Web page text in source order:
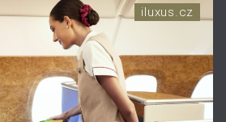
iluxus.cz